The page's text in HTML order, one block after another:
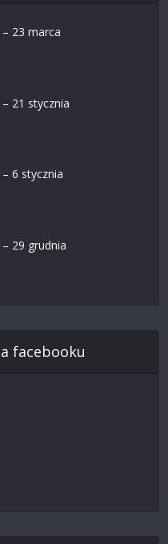
23 marca
21 stycznia
6 stycznia
29 grudnia
facebooku